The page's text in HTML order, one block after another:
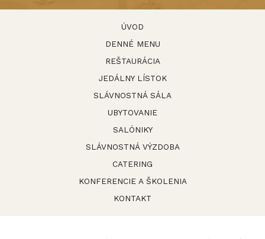
ÚVOD
DENNÉ MENU
REŠTAURÁCIA
JEDÁLNY LÍSTOK
SLÁVNOSTNÁ SÁLA
UBYTOVANIE
SALÓNIKY
SLÁVNOSTNÁ VÝZDOBA
CATERING
KONFERENCIE A ŠKOLENIA
KONTAKT